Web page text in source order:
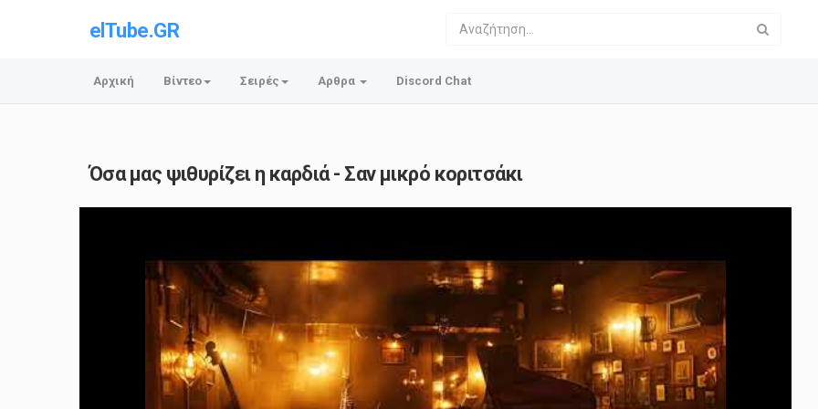
elTube.GR
Αρχική Βίντεο Σειρές Αρθρα Discord Chat
Όσα μας ψιθυρίζει η καρδιά - Σαν μικρό κοριτσάκι